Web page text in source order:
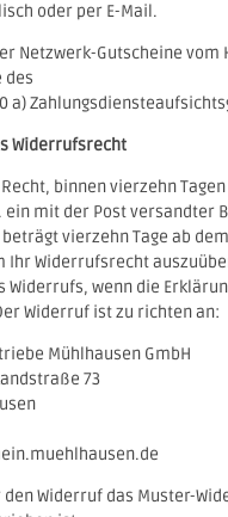
oder per E-Mail.
Netzwerk-Gutscheine
des
a)
Widerrufsrecht
binnen vierzehn
ein mit der Post versandter
vierzehn Tage ab
Ihr Widerrufsrecht
Widerrufs, wenn die
Widerruf ist zu richten an:
Mühlhausen GmbH
73
den Widerruf das Muster-